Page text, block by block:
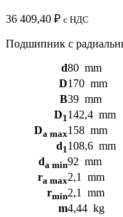
36 409,40 ₽ с НДС
Подшипник с
d80 mm
D170 mm
B39 mm
D1142,4 mm
Da max158 mm
d1108,6 mm
da min92 mm
ra max2,1
mm
rmin2,1
mm
m4,44 kg